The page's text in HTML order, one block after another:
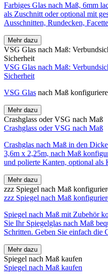
Farbiges Glas nach Maß, 6mm
als Zuschnitt oder optional mit
Ausschnitten, Rundecken,
Mehr dazu
VSG Glas nach Maß:
Sicherheit
VSG Glas nach Maß:
Sicherheit
VSG Glas nach Maß
Mehr dazu
Crashglass oder VSG nach Maß
Crashglass oder VSG nach Maß
Crashglas nach Maß in den
3,6m x 2,25m, nach Maß
und polierte Kanten, optional als
Mehr dazu
zzz Spiegel nach Maß
zzz Spiegel nach Maß
Spiegel nach Maß mit Zubehör
Sie Ihr Spiegelglas nach Maß
Schritten. Geben Sie einfach die
Mehr dazu
Spiegel nach Maß kaufen
Spiegel nach Maß kaufen